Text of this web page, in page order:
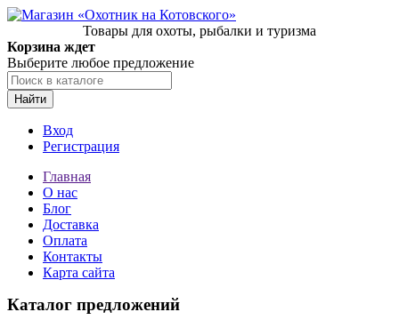
Товары для охоты, рыбалки и туризма
Корзина ждет
Выберите любое предложение
Найти
Вход
Регистрация
Главная
О нас
Блог
Доставка
Оплата
Контакты
Карта сайта
Каталог предложений